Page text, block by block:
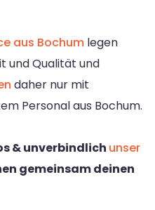
aus Bochum legen
und Qualität und
daher nur mit
Personal aus Bochum.
& unverbindlich unser
gemeinsam deinen